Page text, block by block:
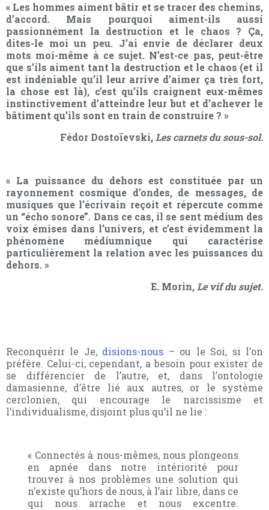
« Les hommes aiment bâtir et se tracer des chemins,
d’accord. Mais pourquoi aiment-ils aussi
passionnément la destruction et le chaos ? Ça,
dites-le moi un peu. J’ai envie de déclarer deux
mots moi-même à ce sujet. N’est-ce pas, peut-être
que s’ils aiment tant la destruction et le chaos (et il
est indéniable qu’il leur arrive d’aimer ça très fort,
la chose est là), c’est qu’ils craignent eux-mêmes
instinctivement d’atteindre leur but et d’achever le
bâtiment qu’ils sont en train de construire ? »
Fédor Dostoïevski, Les carnets du sous-sol.
« La puissance du dehors est constituée par un
rayonnement cosmique d’ondes, de messages, de
musiques que l’écrivain reçoit et répercute comme
un “écho sonore”. Dans ce cas, il se sent médium des
voix émises dans l’univers, et c’est évidemment la
phénomène médiumnique qui caractérise
particulièrement la relation avec les puissances du
dehors. »
E. Morin, Le vif du sujet.
Reconquérir le Je, disions-nous – ou le Soi, si l’on
préfère. Celui-ci, cependant, a besoin pour exister de
se différencier de l’autre, et, dans l’ontologie
damasienne, d’être lié aux autres, or le système
cerclonien, qui encourage le narcissisme et
l’individualisme, disjoint plus qu’il ne lie :
« Connectés à nous-mêmes, nous plongeons
en apnée dans notre intériorité pour
trouver à nos problèmes une solution qui
n’existe qu’hors de nous, à l’air libre, dans ce
qui nous arrache et nous excentre.